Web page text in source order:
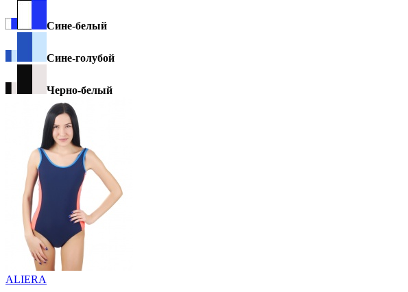
Сине-белый
Сине-голубой
Черно-белый
ALIERA